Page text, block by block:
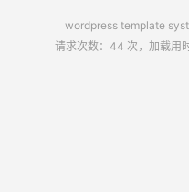
wordpress template
请求次数：44 次，加载用